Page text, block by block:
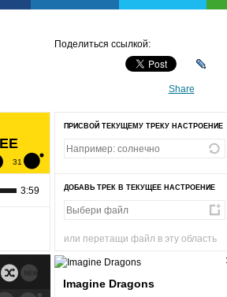
Поделиться ссылкой:
Share
31
3:59
ПРИСВОЙ ТЕКУЩЕМУ ТРЕКУ НАСТРОЕНИЕ
ДОБАВЬ ТРЕК В ТЕКУЩЕЕ НАСТРОЕНИЕ
или перетащи файл в эту область
Imagine Dragons